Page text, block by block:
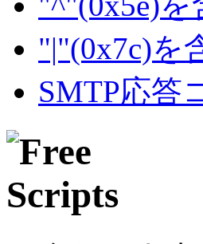
"|"(0x7c)を
SMTP応答